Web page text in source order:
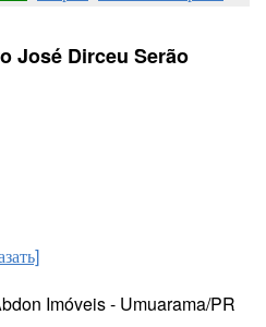
José Dirceu Serão
Imóveis - Umuarama/PR